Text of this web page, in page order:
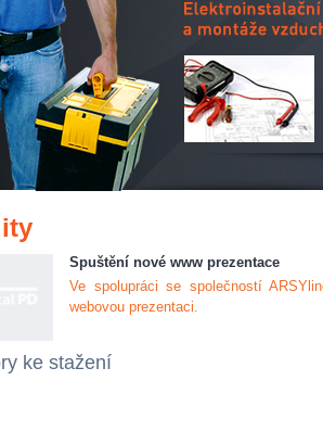
Spuštění nové www prezentace
Ve spolupráci se společností
webovou prezentaci.
ke stažení